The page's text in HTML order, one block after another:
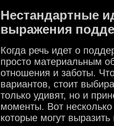
Нестандартные
выражения
Когда речь идет о
просто материальным
отношения и заботы.
вариантов, стоит
только удивят, но и
моменты. Вот
которые могут